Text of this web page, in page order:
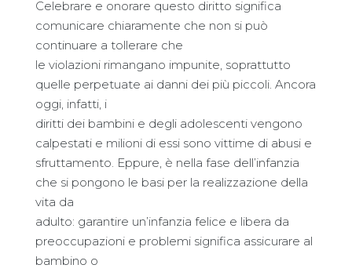
Celebrare e onorare questo diritto significa
comunicare chiaramente che non si può
continuare a tollerare che
le violazioni rimangano impunite, soprattutto
quelle perpetuate ai danni dei più piccoli. Ancora
oggi, infatti, i
diritti dei bambini e degli adolescenti vengono
calpestati e milioni di essi sono vittime di abusi e
sfruttamento. Eppure, è nella fase dell’infanzia
che si pongono le basi per la realizzazione della
vita da
adulto: garantire un’infanzia felice e libera da
preoccupazioni e problemi significa assicurare al
bambino o